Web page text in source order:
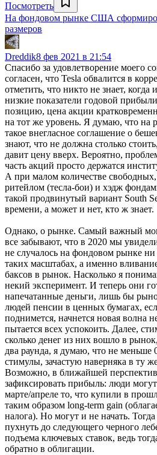
Посмотреть
На фондовом рынке США
размеров
Dreddik8 фев 2021 в 21:54
Спасибо за удовлетворение моего
согласен, что Tesla обвалится в
отметить, что никто не знает,
низкие показатели годовой
позицию, цена акции
на тот же уровень. Я думаю, что на
такое внегласное соглашение о
знают, что не должна столько
давит цену вверх. Вероятно,
часть акций просто держатся
А при малом количестве свободных,
ритейлом (тесла-бои) и хэдж
такой продвинутый вариант South
времени, а может и нет, кто ж знает.
Однако, о рынке. Самый важный
все забывают, что в 2020 мы
не случалось на фондовом рынке
таких масштабах, а именно
баксов в рынок. Насколько я
некий эксперимент. И теперь они
напечатанные деньги, лишь бы
людей пенсии в ценных бумагах,
поднимется, начнется новая волна
пытается всех успокоить. Далее,
сколько денег из них вошло в
два раунда, я думаю, что не меньше
стимулы, зачастую наверняка в ту
Возможно, в ближайшей
зафиксировать прибыль: люди могут
марте/апреле то, что купили в
таким образом long-term gain
налога). Но могут и не начать.
пухнуть до следующего черного
подъема ключевых ставок, ведь
обратно в облигации.